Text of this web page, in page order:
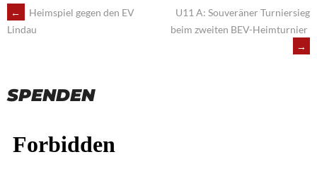
POST
←
Heimspiel gegen den EV
Lindau
U11 A: Souveräner Turniersieg
beim zweiten BEV-Heimturnier
→
SPENDEN